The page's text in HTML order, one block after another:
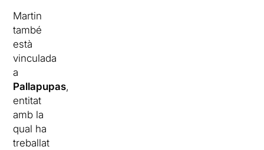
Martin
també
està
vinculada
a
Pallapupas,
entitat
amb la
qual ha
treballat